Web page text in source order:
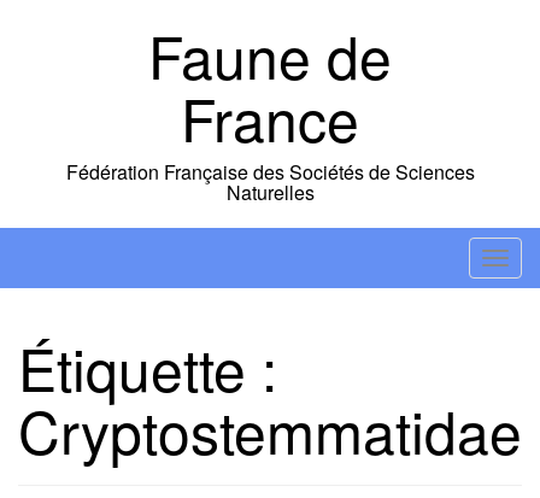
Faune de
France
Fédération Française des Sociétés de Sciences
Naturelles
T
o
n
Étiquette :
Cryptostemmatidae